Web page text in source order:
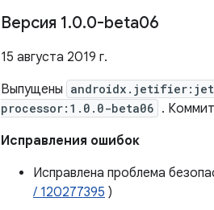
Версия 1.0.0-beta06
15 августа 2019 г.
Выпущены
processor:1.0.0-beta06 .
Исправления ошибок
Исправлена ​​проблема
/ 120277395 )